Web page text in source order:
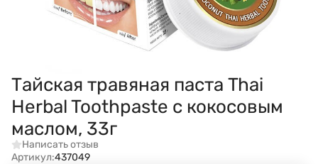
Тайская травяная паста Thai
Herbal Toothpaste с кокосовым
маслом, 33г
Написать отзыв
Артикул:437049